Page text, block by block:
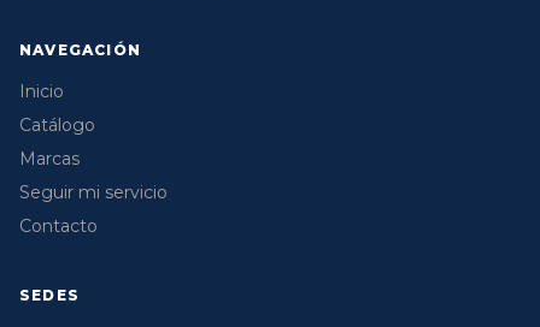
NAVEGACIÓN
Inicio
Catálogo
Marcas
Seguir mi servicio
Contacto
SEDES